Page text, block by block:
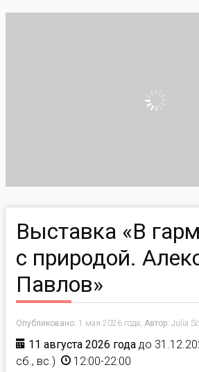
Выставка «В
с природой.
Павлов»
Опубликовано: 1 мая 2026 года; Автор: Julia
11 августа 2026 года до
сб., вс.)
12:00-22:00